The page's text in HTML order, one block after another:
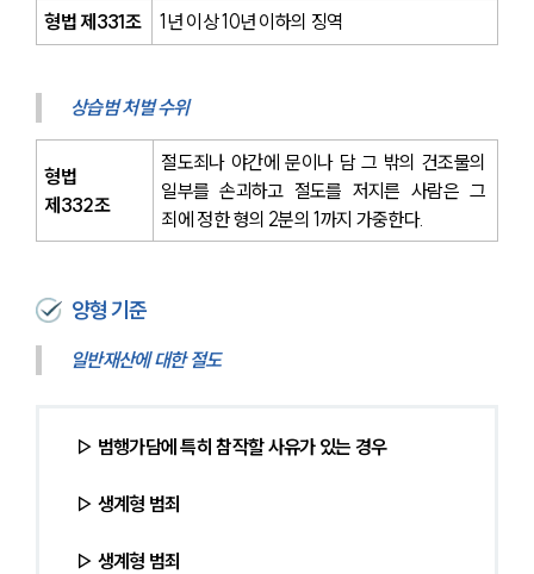
형법 제331조 1년 이상 10년 이하의 징역
상습범 처벌 수위
형법
제332조
절도죄나 야간에 문이나 담 그 밖의 건조물의
일부를 손괴하고 절도를 저지른 사람은 그
죄에 정한 형의 2분의 1까지 가중한다.
양형 기준
일반재산에 대한 절도
▷ 범행가담에 특히 참작할 사유가 있는 경우
▷ 생계형 범죄
▷ 생계형 범죄